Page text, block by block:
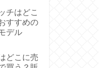
チはどこ
すすめの
デル
どこに売